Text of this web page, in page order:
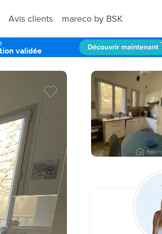
Avis clients mareco by BSK